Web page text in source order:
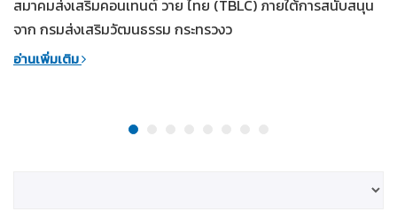
สมาคมส่งเสริมคอนเทนต์ วาย ไทย (TBLC) ภายใต้การสนับสนุน
จาก กรมส่งเสริมวัฒนธรรม กระทรวงว
อ่านเพิ่มเติม